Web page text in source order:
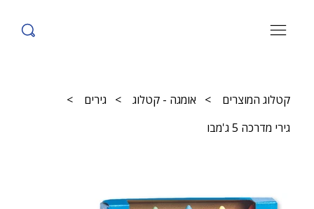
קטלוג המוצרים > אומגה - קטלוג > גירים
>
גירי מדרכה 5 ג'מבו